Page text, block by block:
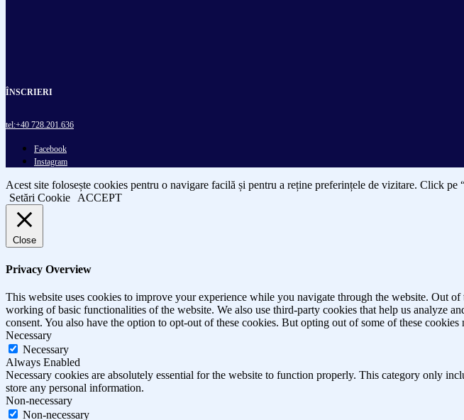
ÎNSCRIERI
tel:+40 728.201.636
Facebook
Instagram
Acest site folosește cookies pentru o navigare facilă și pentru a reține preferințele de vizitare. Click pe
Setări Cookie ACCEPT
Close
Privacy Overview
This website uses cookies to improve your experience while you navigate through the website. Out
working of basic functionalities of the website. We also use third-party cookies that help us analyze
consent. You also have the option to opt-out of these cookies. But opting out of some of these
Necessary
Necessary
Always Enabled
Necessary cookies are absolutely essential for the website to function properly. This category only
store any personal information.
Non-necessary
Non-necessary